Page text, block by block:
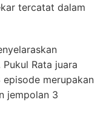
tercatat dalam
Rata juara
merupakan
jempolan 3